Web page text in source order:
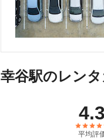
幸谷駅のレン
4.3
平均評